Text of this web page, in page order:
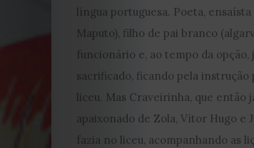
2026
2025
2024
2023
língua portuguesa. Poeta,
Maputo), filho de pai branco
funcionário e, ao tempo da
sacrificado, ficando pela instrução
liceu. Mas Craveirinha, que então
apaixonado de Zola, Vítor Hugo e
fazia no liceu, acompanhando as